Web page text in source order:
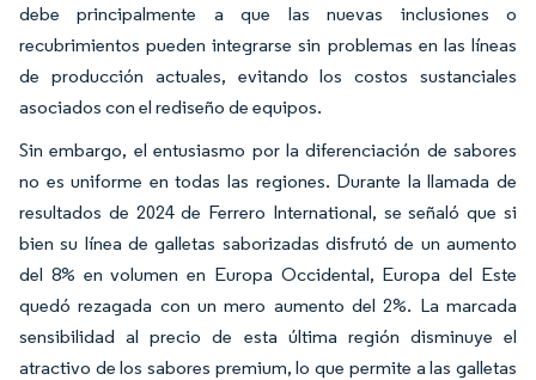
debe principalmente a que las nuevas inclusiones o
recubrimientos pueden integrarse sin problemas en las líneas
de producción actuales, evitando los costos sustanciales
asociados con el rediseño de equipos.
Sin embargo, el entusiasmo por la diferenciación de sabores
no es uniforme en todas las regiones. Durante la llamada de
resultados de 2024 de Ferrero International, se señaló que si
bien su línea de galletas saborizadas disfrutó de un aumento
del 8% en volumen en Europa Occidental, Europa del Este
quedó rezagada con un mero aumento del 2%. La marcada
sensibilidad al precio de esta última región disminuye el
atractivo de los sabores premium, lo que permite a las galletas